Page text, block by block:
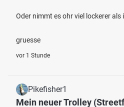
Oder nimmt es ohr viel lockerer als
gruesse
vor 1 Stunde
Pikefisher1
Mein neuer Trolley